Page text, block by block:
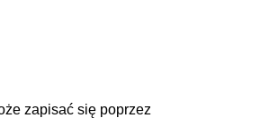
zapisać się poprzez